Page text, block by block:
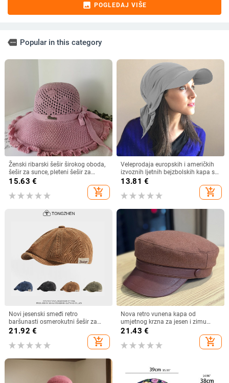
image POGLEDAJ VIŠE
more Popular in this category
Ženski ribarski šešir širokog oboda,
šešir za sunce, pleteni šešir za
sunce, šešir za odmor na plaži, šešir
15.63 €
add_shopping_cart
Veleprodaja europskih i američkih
izvoznih ljetnih bejzbolskih kapa s
vezicom na leđima, vanjski šešir,
13.81 €
add_shopping_cart
Novi jesenski smeđi retro
baršunasti osmerokutni šešir za
muškarce i žene, nošen unatrag s
beretkom, univerzalni šešir u jednoj
boji za jesen i zimu
21.92 €
add_shopping_cart
Nova retro vunena kapa od
umjetnog krzna za jesen i zimu
2025. za žene, britanski
osmerokutni ravni cilindar za
književna putovanja
21.43 €
add_shopping_cart